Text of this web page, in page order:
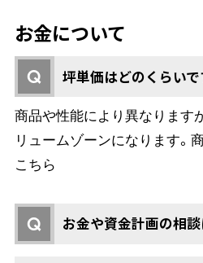
お金について
Q
坪単価はどのくらい
商品や性能により異なります
リュームゾーンになります。
こちら
Q お金や資金計画の相